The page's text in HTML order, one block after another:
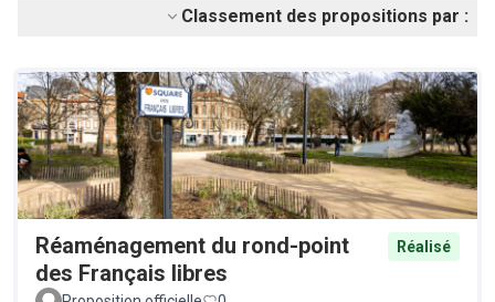
Classement des propositions par :
Réaménagement du rond-point
des Français libres
Réalisé